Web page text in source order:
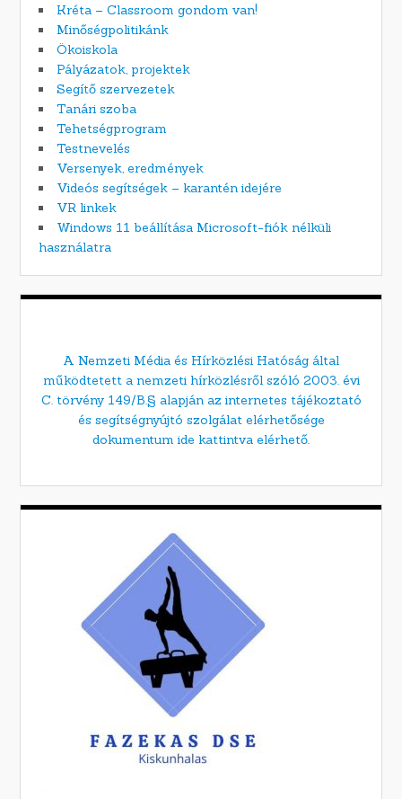
Kréta – Classroom gondom van!
Minőségpolitikánk
Ökoiskola
Pályázatok, projektek
Segítő szervezetek
Tanári szoba
Tehetségprogram
Testnevelés
Versenyek, eredmények
Videós segítségek – karantén idejére
VR linkek
Windows 11 beállítása Microsoft-fiók nélküli
használatra
A Nemzeti Média és Hírközlési Hatóság által
működtetett a nemzeti hírközlésről szóló 2003. évi
C. törvény 149/B.§ alapján az internetes tájékoztató
és segítségnyújtó szolgálat elérhetősége
dokumentum ide kattintva elérhető.